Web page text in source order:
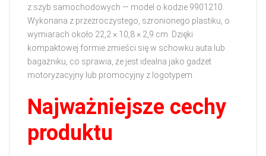
z szyb samochodowych — model o kodzie 9901210.
Wykonana z przezroczystego, szronionego plastiku, o
wymiarach około 22,2 × 10,8 × 2,9 cm. Dzięki
kompaktowej formie zmieści się w schowku auta lub
bagażniku, co sprawia, że jest idealna jako gadżet
motoryzacyjny lub promocyjny z logotypem.
Najważniejsze cechy
produktu